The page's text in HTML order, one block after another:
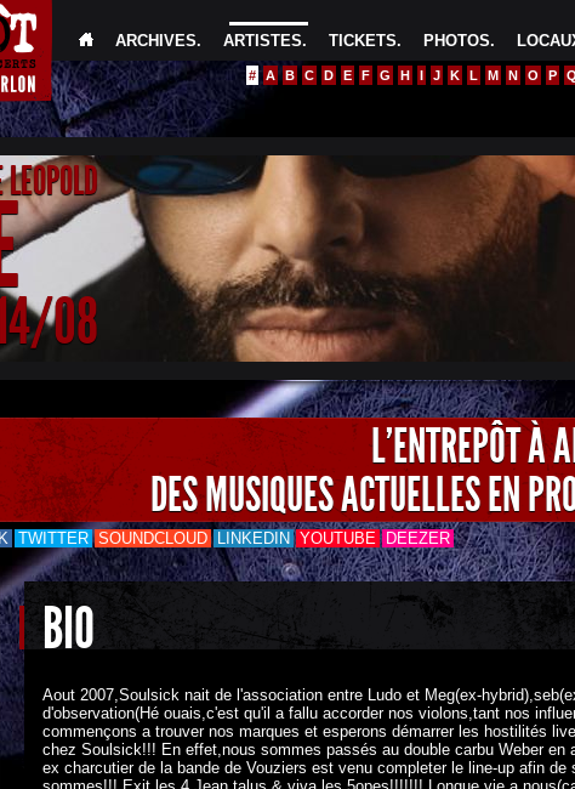
PHOTOS.
TICKETS.
ARTISTES.
ARCHIVES.
# A B C D E F G H I J K L M N O P
08
L'ENTREPÔT À
DES MUSIQUES ACTUELLES EN
TWITTER SOUNDCLOUD LINKEDIN YOUTUBE DEEZER
BIO
Aout 2007,Soulsick nait de l'association entre Ludo et Meg(ex-
d'observation(Hé ouais,c'est qu'il a fallu accorder nos violons,tant nos
commençons a trouver nos marques et esperons démarrer les hostilités
chez Soulsick!!! En effet,nous sommes passés au double carbu Weber en
ex charcutier de la bande de Vouziers est venu completer le line-up afin